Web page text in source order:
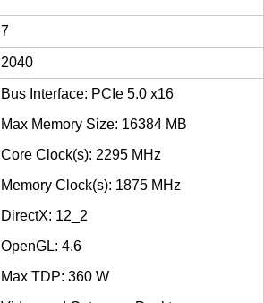
7
2040
Bus Interface: PCIe 5.0 x16
Max Memory Size: 16384 MB
Core Clock(s): 2295 MHz
Memory Clock(s): 1875 MHz
DirectX: 12_2
OpenGL: 4.6
Max TDP: 360 W